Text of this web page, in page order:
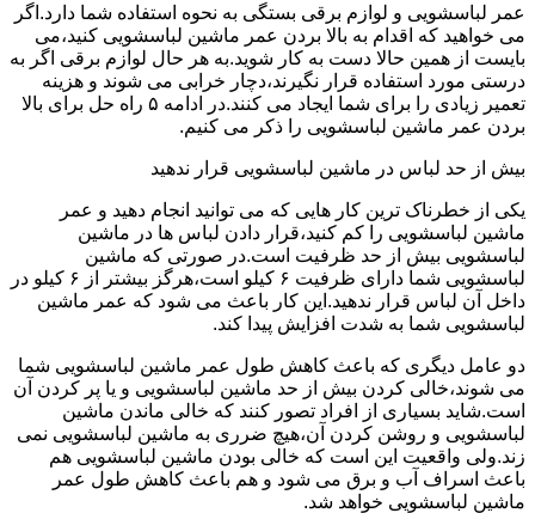
عمر لباسشویی و لوازم برقی بستگی به نحوه استفاده شما دارد.اگر
می خواهید که اقدام به بالا بردن عمر ماشین لباسشویی کنید،می
بایست از همین حالا دست به کار شوید.به هر حال لوازم برقی اگر به
درستی مورد استفاده قرار نگیرند،دچار خرابی می شوند و هزینه
تعمیر زیادی را برای شما ایجاد می کنند.در ادامه ۵ راه حل برای بالا
بردن عمر ماشین لباسشویی را ذکر می کنیم.
بیش از حد لباس در ماشین لباسشویی قرار ندهید
یکی از خطرناک ترین کار هایی که می توانید انجام دهید و عمر
ماشین لباسشویی را کم کنید،قرار دادن لباس ها در ماشین
لباسشویی بیش از حد ظرفیت است.در صورتی که ماشین
لباسشویی شما دارای ظرفیت ۶ کیلو است،هرگز بیشتر از ۶ کیلو در
داخل آن لباس قرار ندهید.این کار باعث می شود که عمر ماشین
لباسشویی شما به شدت افزایش پیدا کند.
دو عامل دیگری که باعث کاهش طول عمر ماشین لباسشویی شما
می شوند،خالی کردن بیش از حد ماشین لباسشویی و یا پر کردن آن
است.شاید بسیاری از افراد تصور کنند که خالی ماندن ماشین
لباسشویی و روشن کردن آن،هیچ ضرری به ماشین لباسشویی نمی
زند.ولی واقعیت این است که خالی بودن ماشین لباسشویی هم
باعث اسراف آب و برق می شود و هم باعث کاهش طول عمر
ماشین لباسشویی خواهد شد.